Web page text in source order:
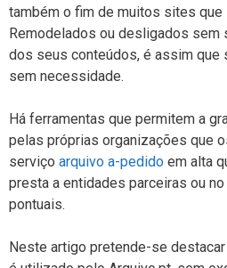
também o fim de muitos sites
Remodelados ou desligados sem
dos seus conteúdos, é assim
sem necessidade.
Há ferramentas que permitem a
pelas próprias organizações que
serviço arquivo a-pedido em alta
presta a entidades parceiras ou
pontuais.
Neste artigo pretende-se destacar